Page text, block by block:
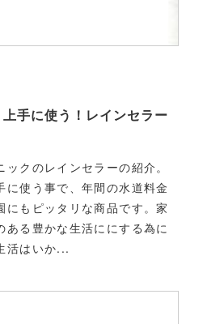
手に使う！レインセラー
ックのレインセラーの紹介。
に使う事で、年間の水道料金
にもピッタリな商品です。家
ある豊かな生活ににする為に
活はいか...